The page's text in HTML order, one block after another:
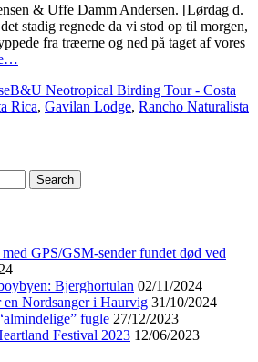
& Uffe Damm Andersen. [Lørdag d.
stadig regnede da vi stod op til morgen,
fra træerne og ned på taget af vores
Tags
B&U Neotropical Birding Tour - Costa
Rica, Gavilan Lodge, Rancho Naturalista
GPS/GSM-sender fundet død ved
Bjerghortulan 02/11/2024
en Nordsanger i Haurvig 31/10/2024
fugle 27/12/2023
Festival 2023 12/06/2023